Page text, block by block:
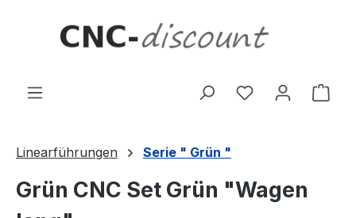
Linearführungen Serie " Grün "
Grün CNC Set Grün "Wagen